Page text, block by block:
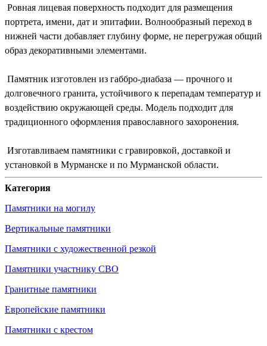
Ровная лицевая поверхность подходит для размещения
портрета, имени, дат и эпитафии. Волнообразный переход в
нижней части добавляет глубину форме, не перегружая общий
образ декоративными элементами.
Памятник изготовлен из габбро-диабаза — прочного и
долговечного гранита, устойчивого к перепадам температур и
воздействию окружающей среды. Модель подходит для
традиционного оформления православного захоронения.
Изготавливаем памятники с гравировкой, доставкой и
установкой в Мурманске и по Мурманской области.
Категория
Памятники на могилу
Вертикальные памятники
Памятники с художественной резкой
Памятники участнику СВО
Гранитные памятники
Европейские памятники
Памятники с крестом